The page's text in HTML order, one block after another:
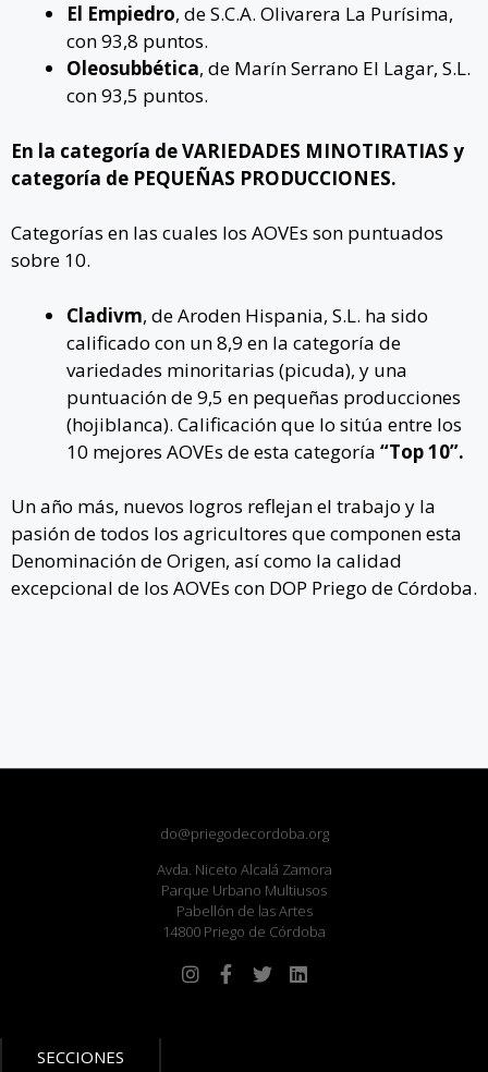
El Empiedro, de S.C.A. Olivarera La Purísima,
con 93,8 puntos.
Oleosubbética, de Marín Serrano El Lagar, S.L.
con 93,5 puntos.
En la categoría de VARIEDADES MINOTIRATIAS y
categoría de PEQUEÑAS PRODUCCIONES.
Categorías en las cuales los AOVEs son puntuados
sobre 10.
Cladivm, de Aroden Hispania, S.L. ha sido
calificado con un 8,9 en la categoría de
variedades minoritarias (picuda), y una
puntuación de 9,5 en pequeñas producciones
(hojiblanca). Calificación que lo sitúa entre los
10 mejores AOVEs de esta categoría “Top 10”.
Un año más, nuevos logros reflejan el trabajo y la
pasión de todos los agricultores que componen esta
Denominación de Origen, así como la calidad
excepcional de los AOVEs con DOP Priego de Córdoba.
do@priegodecordoba.org
Avda. Niceto Alcalá Zamora
Parque Urbano Multiusos
Pabellón de las Artes
14800 Priego de Córdoba
SECCIONES